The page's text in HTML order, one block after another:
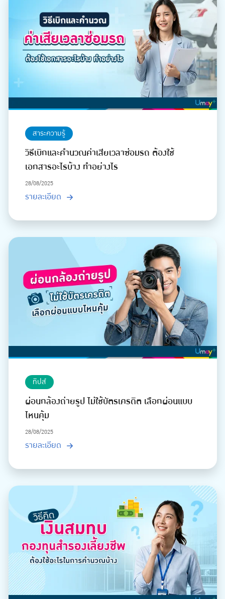
สาระความรู้
วิธีเบิกและคำนวณค่าเสียเวลาซ่อมรถ ต้องใช้
เอกสารอะไรบ้าง ทำอย่างไร
28/08/2025
รายละเอียด
ทิปส์
ผ่อนกล้องถ่ายรูป ไม่ใช้บัตรเครดิต เลือกผ่อนแบบ
ไหนคุ้ม
28/08/2025
รายละเอียด